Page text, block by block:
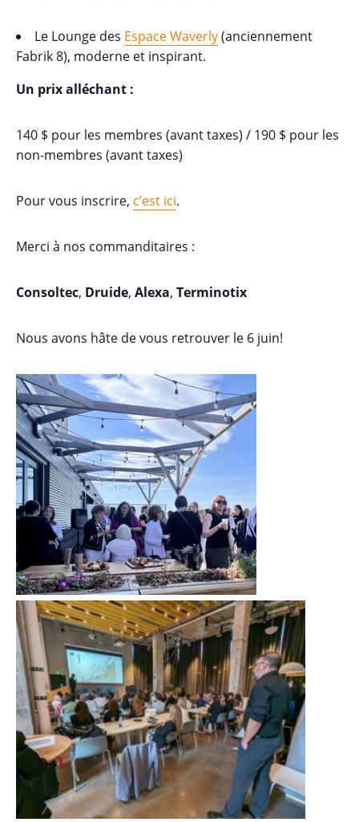
Le Lounge des Espace Waverly(anciennement
Fabrik 8), moderne et inspirant.
Un prix alléchant :
140 $ pour les membres (avant taxes) / 190 $ pour les
non-membres (avant taxes)
Pour vous inscrire, c’est ici.
Merci à nos commanditaires :
Consoltec, Druide, Alexa, Terminotix
Nous avons hâte de vous retrouver le 6 juin!